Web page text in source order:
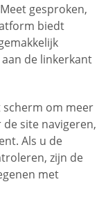
gesproken,
biedt
de linkerkant
scherm om meer
site navigeren,
Als u de
zijn de
met